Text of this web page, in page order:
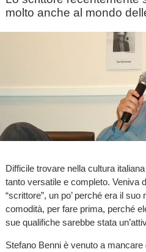
molto anche al mondo
Difficile trovare nella cultura
tanto versatile e completo. Veniva
“scrittore”, un po’ perché era il
comodità, per fare prima, perché
sue qualifiche sarebbe stata
Stefano Benni è venuto a